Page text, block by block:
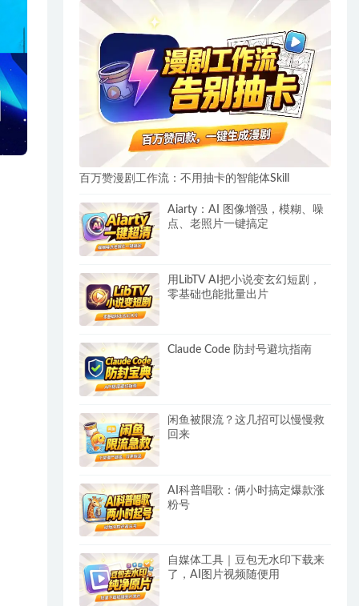
百万赞漫剧工作流：不用抽卡的智能体Skill
Aiarty：AI 图像增强，模糊、噪
点、老照片一键搞定
用LibTV AI把小说变玄幻短剧，
零基础也能批量出片
Claude Code 防封号避坑指南
闲鱼被限流？这几招可以慢慢救
回来
AI科普唱歌：俩小时搞定爆款涨
粉号
自媒体工具｜豆包无水印下载来
了，AI图片视频随便用